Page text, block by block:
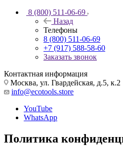
8 (800) 511-06-69
Назад
Телефоны
8 (800) 511-06-69
+7 (917) 588-58-60
Заказать звонок
Контактная информация
Москва, ул. Гвардейская, д.5, к.2
info@ecotools.store
YouTube
WhatsApp
Политика